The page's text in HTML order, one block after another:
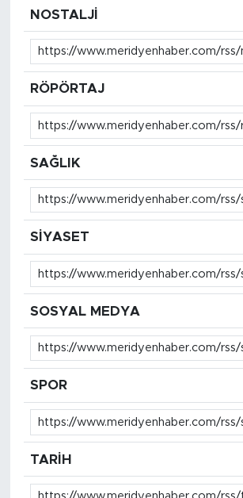
NOSTALJİ
RÖPÖRTAJ
SAĞLIK
SİYASET
SOSYAL MEDYA
SPOR
TARİH